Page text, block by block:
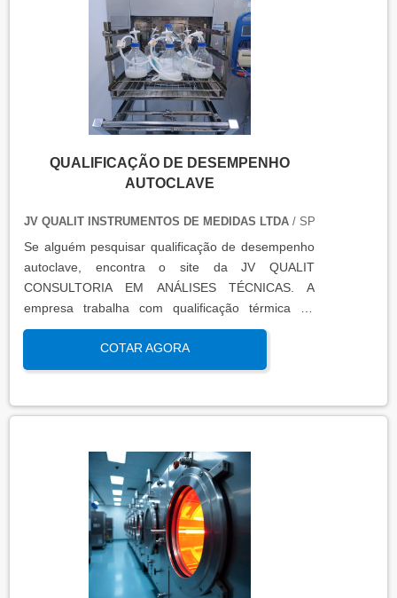
certificados de calibração e a conclusão das
condições funcionais.
QUALIFICAÇÃO DE DESEMPENHO
AUTOCLAVE
JV QUALIT INSTRUMENTOS DE MEDIDAS LTDA/ SP
Se alguém pesquisar qualificação de desempenho
autoclave, encontra o site da JV QUALIT
CONSULTORIA EM ANÁLISES TÉCNICAS. A
empresa trabalha com qualificação térmica de
equipamentos e engenharia, disponibilizando o que
há de mais atual para garantir a qualidade final
para seus clientes.
COTAR AGORA